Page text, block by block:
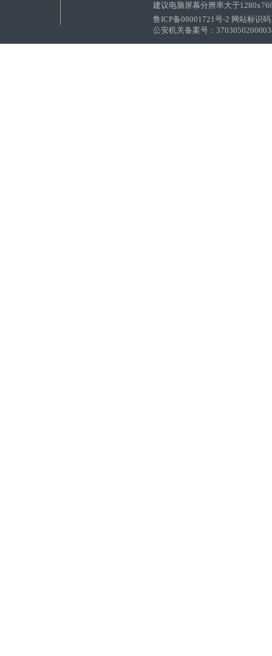
建议电脑屏幕分辨率大于
鲁ICP备08001721号-2 网站标识
公安机关备案号：